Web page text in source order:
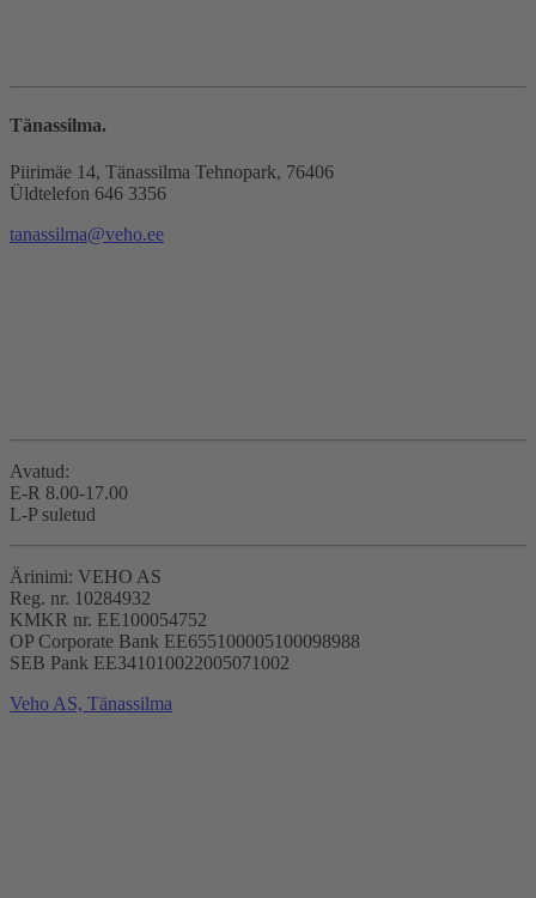
Tänassilma.
Piirimäe 14, Tänassilma Tehnopark, 76406
Üldtelefon 646 3356
tanassilma@veho.ee
Avatud:
E-R 8.00-17.00
L-P suletud
Ärinimi: VEHO AS
Reg. nr. 10284932
KMKR nr. EE100054752
OP Corporate Bank EE655100005100098988
SEB Pank EE341010022005071002
Veho AS, Tänassilma